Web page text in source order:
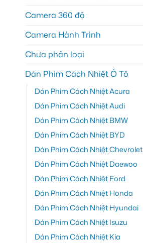
Camera 360 độ
Camera Hành Trình
Chưa phân loại
Dán Phim Cách Nhiệt Ô Tô
Dán Phim Cách Nhiệt Acura
Dán Phim Cách Nhiệt Audi
Dán Phim Cách Nhiệt BMW
Dán Phim Cách Nhiệt BYD
Dán Phim Cách Nhiệt Chevrolet
Dán Phim Cách Nhiệt Daewoo
Dán Phim Cách Nhiệt Ford
Dán Phim Cách Nhiệt Honda
Dán Phim Cách Nhiệt Hyundai
Dán Phim Cách Nhiệt Isuzu
Dán Phim Cách Nhiệt Kia